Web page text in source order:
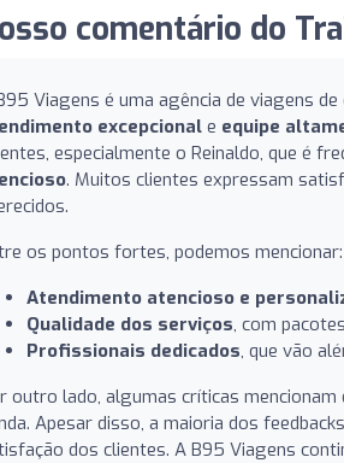
comentário do
Viagens é uma agência de viagens
excepcional e equipe
especialmente o Reinaldo, que é
. Muitos clientes expressam
os pontos fortes, podemos mencionar:
Atendimento atencioso e
Qualidade dos serviços, com
Profissionais dedicados, que vão
outro lado, algumas críticas
Apesar disso, a maioria dos
dos clientes. A B95 Viagens